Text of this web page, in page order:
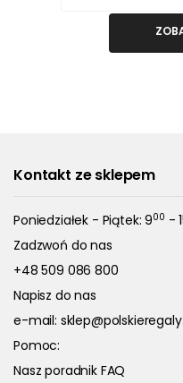
Kontakt ze sklepem
Poniedziałek - Piątek: 900 -
Zadzwoń do nas
+48 509 086 800
Napisz do nas
e-mail:
Pomoc:
Nasz poradnik FAQ